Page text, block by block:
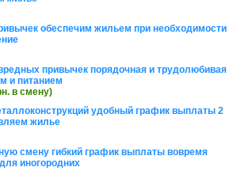
обеспечим жильем при необходимости
привычек порядочная и трудолюбивая
и питанием
в смену)
удобный график выплаты 2
жилье
смену гибкий график выплаты вовремя
иногородних